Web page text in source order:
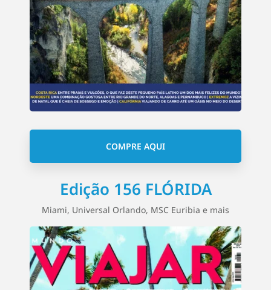
COMPRE AQUI
Edição 156 FLÓRIDA
Miami, Universal Orlando, MSC Euribia e mais